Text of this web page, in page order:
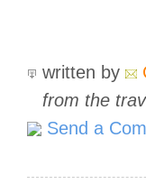
written by
from the
Send a